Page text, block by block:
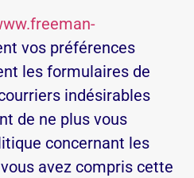
vos préférences
les formulaires de
indésirables
de ne plus vous
concernant les
avez compris cette